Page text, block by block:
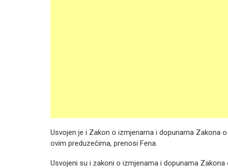
Usvojen je i Zakon o izmjenama i dopunama Zakona
ovim preduzećima, prenosi Fena.
Usvojeni su i zakoni o izmjenama i dopunama